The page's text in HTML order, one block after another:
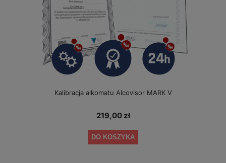
Kalibracja alkomatu Alcovisor MARK V
219,00 zł
DO KOSZYKA